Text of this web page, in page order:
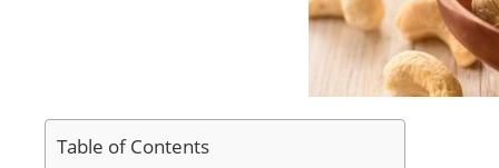
Table of Contents